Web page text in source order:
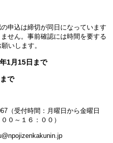
込は締切が同日になっています
せん。事前確認には時間を要する
いします。
1月15日まで
で
受付時間：月曜日から金曜日
０～１６：００）